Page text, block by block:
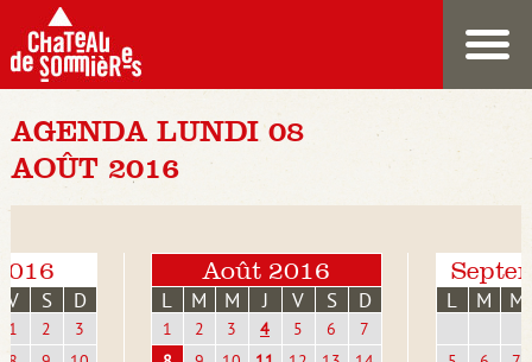
AGENDA LUNDI 08
AOÛT 2016
V S D
1 2
3
Août 2016
L M M J V S D
1 2 3 4 5 6
7
L M M